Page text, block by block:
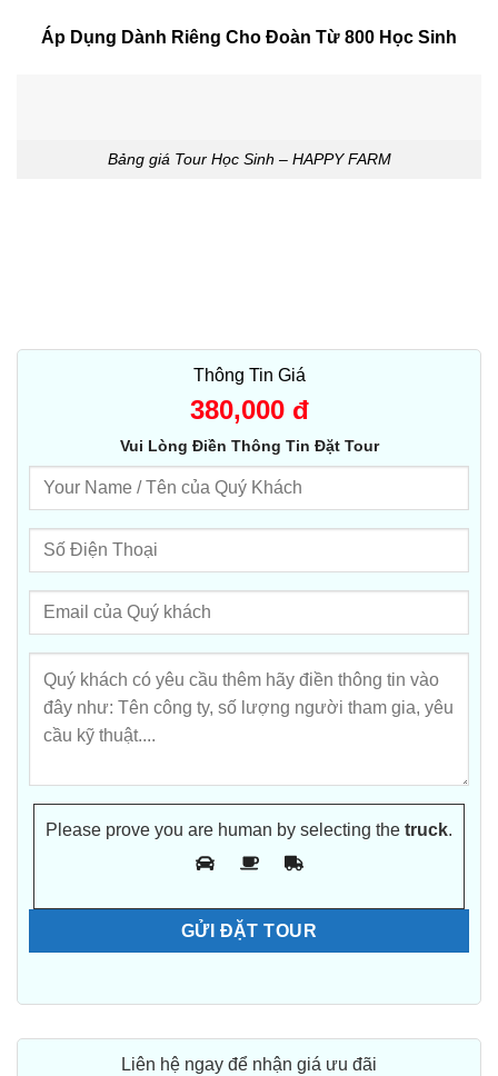
Áp Dụng Dành Riêng Cho Đoàn Từ 800 Học Sinh
Bảng giá Tour Học Sinh – HAPPY FARM
Thông Tin Giá
380,000đ
Vui Lòng Điền Thông Tin Đặt Tour
Please prove you are human by selecting the truck.
Liên hệ ngay để nhận giá ưu đãi